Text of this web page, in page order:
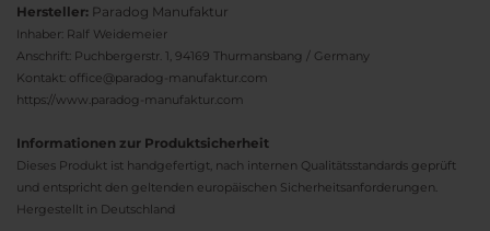
Hersteller: Paradog Manufaktur
Inhaber: Ralf Weidemeier
Anschrift: Puchbergerstr. 1, 94169 Thurmansbang / Germany
Kontakt: office@paradog-manufaktur.com
https://www.paradog-manufaktur.com
Informationen zur Produktsicherheit
Dieses Produkt ist handgefertigt, nach internen Qualitätsstandards geprüft
und entspricht den geltenden europäischen Sicherheitsanforderungen.
Hergestellt in Deutschland